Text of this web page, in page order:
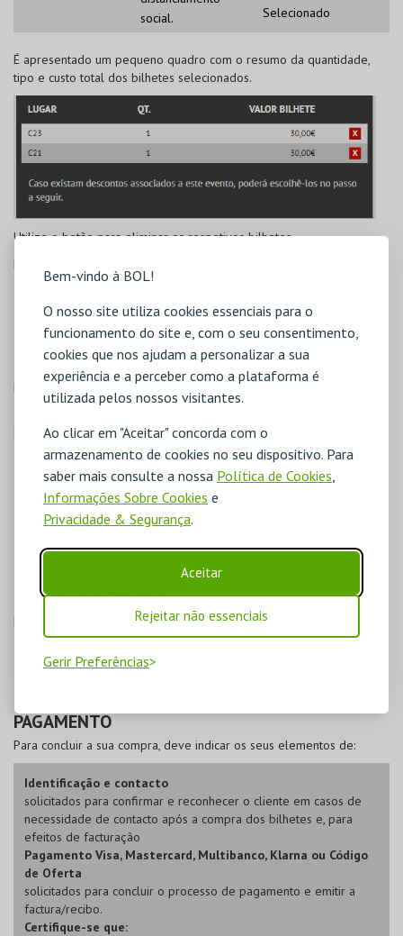
Bem-vindo à BOL!
O nosso site utiliza cookies essenciais para o
funcionamento do site e, com o seu consentimento,
cookies que nos ajudam a personalizar a sua
experiência e a perceber como a plataforma é
utilizada pelos nossos visitantes.
Ao clicar em "Aceitar" concorda com o
armazenamento de cookies no seu dispositivo. Para
saber mais consulte a nossa Política de Cookies
Informações Sobre Cookies e
Privacidade & Segurança.
Aceitar
Rejeitar não essenciais
Gerir Preferências
social.
Selecionado
É apresentado um pequeno quadro com o resumo da quantidade,
tipo e custo total dos bilhetes selecionados.
Utilize o botãopara eliminar os respetivos bilhetes.
Pressione
CARRINHO
Por defeito, é assinalado o tipo de bilhete Inteiro.
Se pretendecomprar com desconto, trocar vouchers ou passes
deverá proceder da seguinte forma:
Desconto- Escolher o desconto correspondente para cada
bilhete;
cada bilhete, carregar no botão para aplicar as alterações e
posteriormente indicar o código de barras do
cartão/voucher/passe.
Pressione
para avançar para o próximo passo.
PAGAMENTO
Para concluir a sua compra, deve indicar os seus elementos de:
Identificação e contacto
solicitados para confirmar e reconhecer o cliente em casos de
necessidade de contacto após a compra dos bilhetes e, para
efeitos de facturação
Pagamento Visa, Mastercard, Multibanco, Klarna ou Código
de Oferta
solicitados para concluir o processo de pagamento e emitir a
factura/recibo.
Certifique-se que: